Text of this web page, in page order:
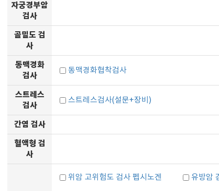
자궁경부암
검사
골밀도 검
사
동맥경화
검사
동맥경화협착검사
스트레스
검사
스트레스검사(설문+장비)
간염 검사
혈액형 검
사
위암 고위험도 검사 펩시노겐 유방암